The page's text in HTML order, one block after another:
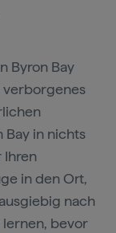
Byron Bay
verborgenes
Bay in nichts
Ihren
in den Ort,
nach
lernen, bevor